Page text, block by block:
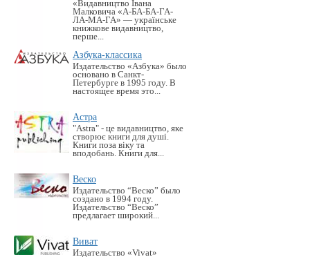
«Видавництво Івана
Малковича «А-БА-БА-ГА-
ЛА-МА-ГА» — українське
книжкове видавництво,
перше...
Азбука-классика
Издательство «Азбука» было
основано в Санкт-
Петербурге в 1995 году. В
настоящее время это...
Астра
"Astra" - це видавництво, яке
створює книги для душі.
Книги поза віку та
вподобань. Книги для...
Веско
Издательство “Веско” было
создано в 1994 году.
Издательство “Веско”
предлагает широкий...
Виват
Издательство «Vivat»